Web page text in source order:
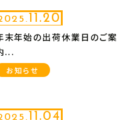
11.20
末年始の出荷休業日のご案
...
お知らせ
11.04